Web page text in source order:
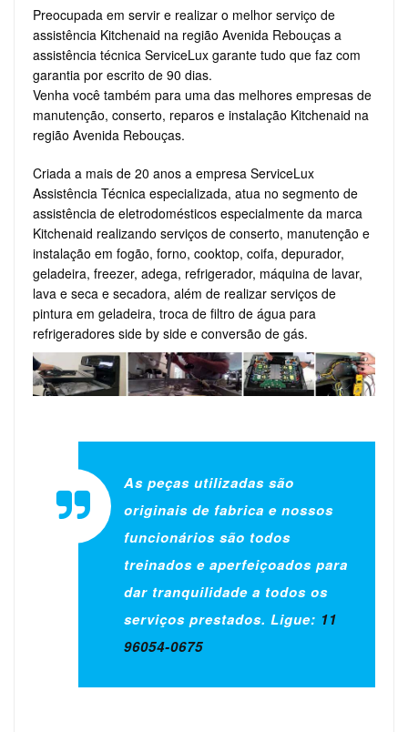
Preocupada em servir e realizar o melhor serviço de
assistência Kitchenaid na região Avenida Rebouças a
assistência técnica ServiceLux garante tudo que faz com
garantia por escrito de 90 dias.
Venha você também para uma das melhores empresas de
manutenção, conserto, reparos e instalação Kitchenaid na
região Avenida Rebouças.
Criada a mais de 20 anos a empresa ServiceLux
Assistência Técnica especializada, atua no segmento de
assistência de eletrodomésticos especialmente da marca
Kitchenaid realizando serviços de conserto, manutenção e
instalação em fogão, forno, cooktop, coifa, depurador,
geladeira, freezer, adega, refrigerador, máquina de lavar,
lava e seca e secadora, além de realizar serviços de
pintura em geladeira, troca de filtro de água para
refrigeradores side by side e conversão de gás.
As peças utilizadas são
originais de fabrica e nossos
funcionários são todos
treinados e aperfeiçoados para
dar tranquilidade a todos os
serviços prestados. Ligue: 11
96054-0675